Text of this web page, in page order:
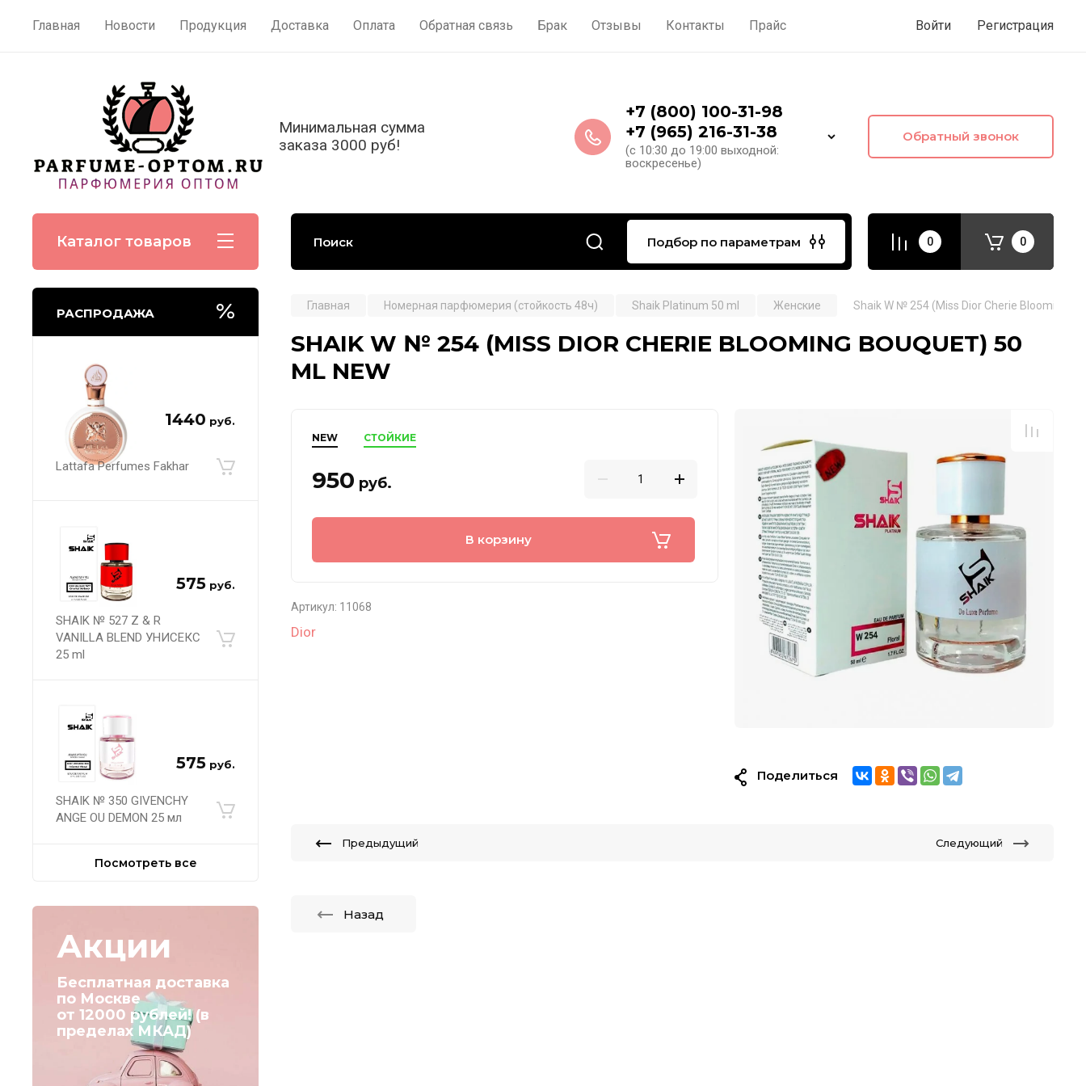
Главная Новости Продукция Доставка Оплата Обратная связь Брак Отзывы Контакты Прайс Войти Регистрация
Минимальная сумма
заказа 3000 руб!
+7 (800) 100-31-98
+7 (965) 216-31-38
(с 10:30 до 19:00 выходной:
воскресенье)
Обратный звонок
Каталог товаров Подбор по параметрам 0 0
РАСПРОДАЖА
1440 руб.
Lattafa Perfumes Fakhar
575 руб.
SHAIK № 527 Z & R
VANILLA BLEND УНИСЕКС
25 ml
575 руб.
SHAIK № 350 GIVENCHY
ANGE OU DEMON 25 мл
Посмотреть все
Акции
Бесплатная доставка
по Москве
от 12000 рублей! (в
пределах МКАД)
Главная Номерная парфюмерия (стойкость 48ч) Shaik Platinum 50 ml Женские Shaik W № 254 (Miss Dior Cherie Blooming
SHAIK W № 254 (MISS DIOR CHERIE BLOOMING BOUQUET) 50
ML NEW
NEW СТОЙКИЕ
950 руб.
В корзину
Артикул: 11068
Dior
Поделиться
Предыдущий Следующий
Назад